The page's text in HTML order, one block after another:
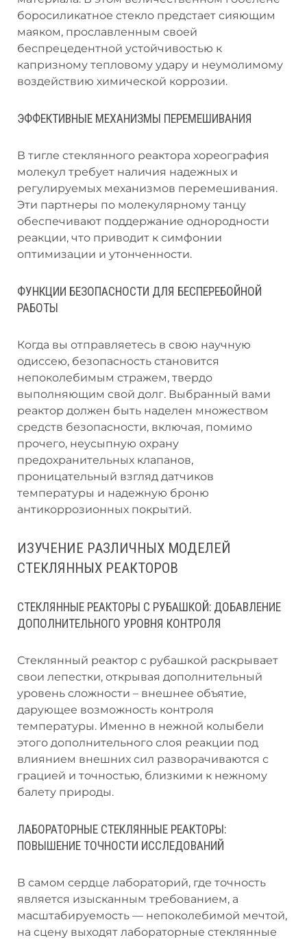
боросиликатное стекло предстает сияющим
маяком, прославленным своей
беспрецедентной устойчивостью к
капризному тепловому удару и неумолимому
воздействию химической коррозии.
ЭФФЕКТИВНЫЕ МЕХАНИЗМЫ ПЕРЕМЕШИВАНИЯ
В тигле стеклянного реактора хореография
молекул требует наличия надежных и
регулируемых механизмов перемешивания.
Эти партнеры по молекулярному танцу
обеспечивают поддержание однородности
реакции, что приводит к симфонии
оптимизации и утонченности.
ФУНКЦИИ БЕЗОПАСНОСТИ ДЛЯ БЕСПЕРЕБОЙНОЙ
РАБОТЫ
Когда вы отправляетесь в свою научную
одиссею, безопасность становится
непоколебимым стражем, твердо
выполняющим свой долг. Выбранный вами
реактор должен быть наделен множеством
средств безопасности, включая, помимо
прочего, неусыпную охрану
предохранительных клапанов,
проницательный взгляд датчиков
температуры и надежную броню
антикоррозионных покрытий.
ИЗУЧЕНИЕ РАЗЛИЧНЫХ МОДЕЛЕЙ
СТЕКЛЯННЫХ РЕАКТОРОВ
СТЕКЛЯННЫЕ РЕАКТОРЫ С РУБАШКОЙ: ДОБАВЛЕНИЕ
ДОПОЛНИТЕЛЬНОГО УРОВНЯ КОНТРОЛЯ
Стеклянный реактор с рубашкой раскрывает
свои лепестки, открывая дополнительный
уровень сложности – внешнее объятие,
дарующее возможность контроля
температуры. Именно в нежной колыбели
этого дополнительного слоя реакции под
влиянием внешних сил разворачиваются с
грацией и точностью, близкими к нежному
балету природы.
ЛАБОРАТОРНЫЕ СТЕКЛЯННЫЕ РЕАКТОРЫ:
ПОВЫШЕНИЕ ТОЧНОСТИ ИССЛЕДОВАНИЙ
В самом сердце лабораторий, где точность
является изысканным требованием, а
масштабируемость — непоколебимой мечтой,
на сцену выходят лабораторные стеклянные